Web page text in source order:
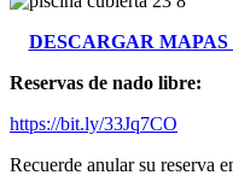
DESCARGAR
Reservas de nado libre:
https://bit.ly/33Jq7CO
Recuerde anular su reserva